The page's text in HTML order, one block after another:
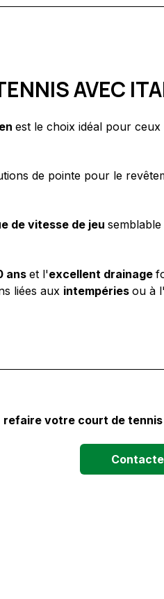
AVEC
est le choix idéal pour
de pointe pour le
de vitesse de jeu
ans et l'excellent drainage
liées aux intempéries ou à l'
refaire votre court de